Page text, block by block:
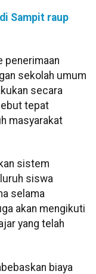
Sampit raup
penerimaan
sekolah umum
secara
tepat
masyarakat
sistem
siswa
selama
akan mengikuti
yang telah
biaya